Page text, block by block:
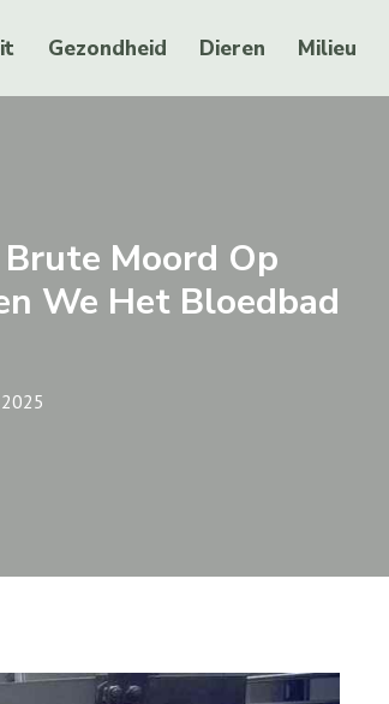
Gezondheid Dieren Milieu
Moord Op
We Het Bloedbad